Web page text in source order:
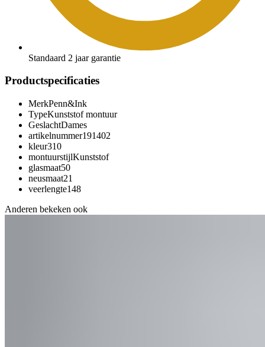
Standaard 2 jaar garantie
Productspecificaties
MerkPenn&Ink
TypeKunststof montuur
GeslachtDames
artikelnummer191402
kleur310
montuurstijlKunststof
glasmaat50
neusmaat21
veerlengte148
Anderen bekeken ook